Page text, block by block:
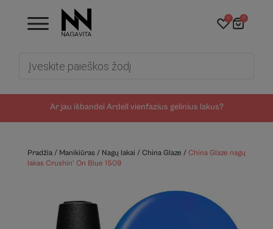
Ar jau išbandei Ardell vienfazius gelinius lakus?
0 0
Pradžia/ Manikiūras/ Nagų lakai / China Glaze / China Glaze nagų
lakas Crushin’ On Blue 1509